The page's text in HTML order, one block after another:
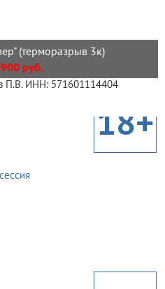
(терморазрыв 3к)
руб.
П.В. ИНН: 571601114404
18+